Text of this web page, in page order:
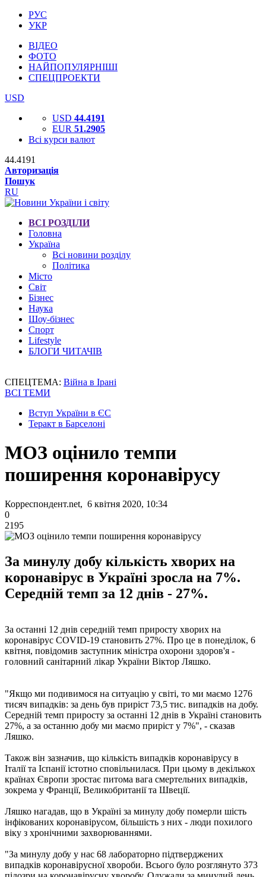
РУС
УКР
ВІДЕО
ФОТО
НАЙПОПУЛЯРНІШІ
СПЕЦПРОЕКТИ
USD
USD 44.4191
EUR 51.2905
Всі курси валют
44.4191
Авторизація
Пошук
RU
ВСІ РОЗДІЛИ
Головна
Україна
Всі новини розділу
Політика
Місто
Світ
Бізнес
Наука
Шоу-бізнес
Спорт
Lifestyle
БЛОГИ ЧИТАЧІВ
СПЕЦТЕМА: Війна в Ірані
ВСІ ТЕМИ
Вступ України в ЄС
Теракт в Барселоні
МОЗ оцінило темпи
поширення коронавірусу
Корреспондент.net, 6 квітня 2020, 10:34
0
2195
За минулу добу кількість хворих на
коронавірус в Україні зросла на 7%.
Середній темп за 12 днів - 27%.
За останні 12 днів середній темп приросту хворих на
коронавірус COVID-19 становить 27%. Про це в понеділок, 6
квітня, повідомив заступник міністра охорони здоров'я -
головний санітарний лікар України Віктор Ляшко.
"Якщо ми подивимося на ситуацію у світі, то ми маємо 1276
тисяч випадків: за день був приріст 73,5 тис. випадків на добу.
Середній темп приросту за останні 12 днів в Україні становить
27%, а за останню добу ми маємо приріст у 7%", - сказав
Ляшко.
Також він зазначив, що кількість випадків коронавірусу в
Італії та Іспанії істотно сповільнилася. При цьому в декількох
країнах Європи зростає питома вага смертельних випадків,
зокрема у Франції, Великобританії та Швеції.
Ляшко нагадав, що в Україні за минулу добу померли шість
інфікованих коронавірусом, більшість з них - люди похилого
віку з хронічними захворюваннями.
"За минулу добу у нас 68 лабораторно підтверджених
випадків коронавірусної хвороби. Всього було розглянуто 373